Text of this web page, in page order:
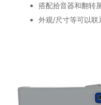
搭配拾音器和翻转
外观/尺寸等可以联